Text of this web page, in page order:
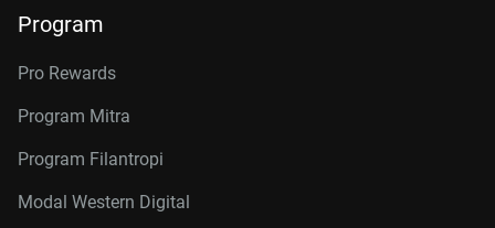
Program
Pro Rewards
Program Mitra
Program Filantropi
Modal Western Digital